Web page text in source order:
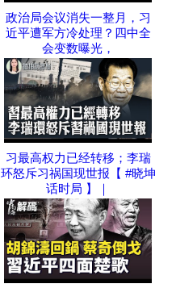
政治局会议消失一整月，习
近平遭军方冷处理？四中全
会变数曝光，
习最高权力已经转移；李瑞
环怒斥习祸国现世报【 #晓坤
话时局 】｜